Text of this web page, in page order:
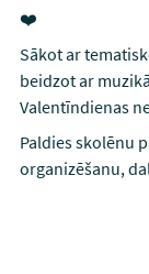
❤️
Sākot ar
beidzot ar
Valentīndienas
Paldies skolēnu
organizēšanu,